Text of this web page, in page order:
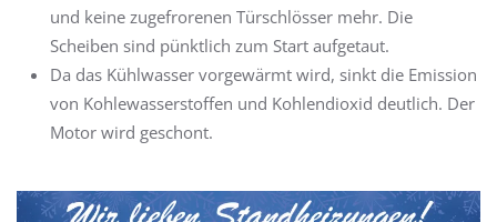
und keine zugefrorenen Türschlösser mehr. Die
Scheiben sind pünktlich zum Start aufgetaut.
Da das Kühlwasser vorgewärmt wird, sinkt die Emission
von Kohlewasserstoffen und Kohlendioxid deutlich. Der
Motor wird geschont.